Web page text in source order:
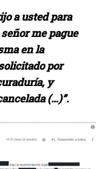
a usted para
me pague
en la
por
y
(…)”.